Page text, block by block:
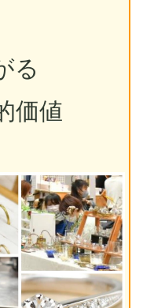
る
価値